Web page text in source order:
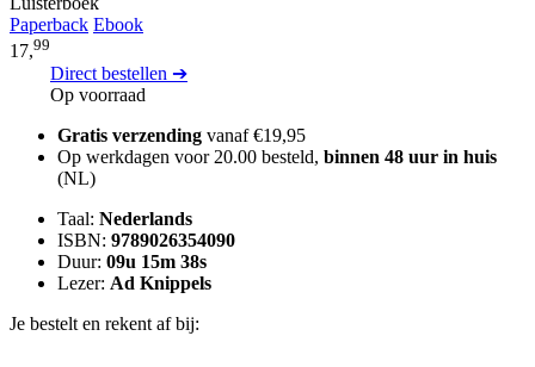
Paperback Ebook
17,99
Direct bestellen ➔
Op voorraad
Gratis verzending vanaf €19,95
Op werkdagen voor 20.00 besteld, binnen 48 uur in huis
(NL)
Taal: Nederlands
ISBN: 9789026354090
Duur: 09u 15m 38s
Lezer: Ad Knippels
Je bestelt en rekent af bij: